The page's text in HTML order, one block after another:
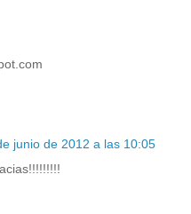
junio de 2012 a las 10:05